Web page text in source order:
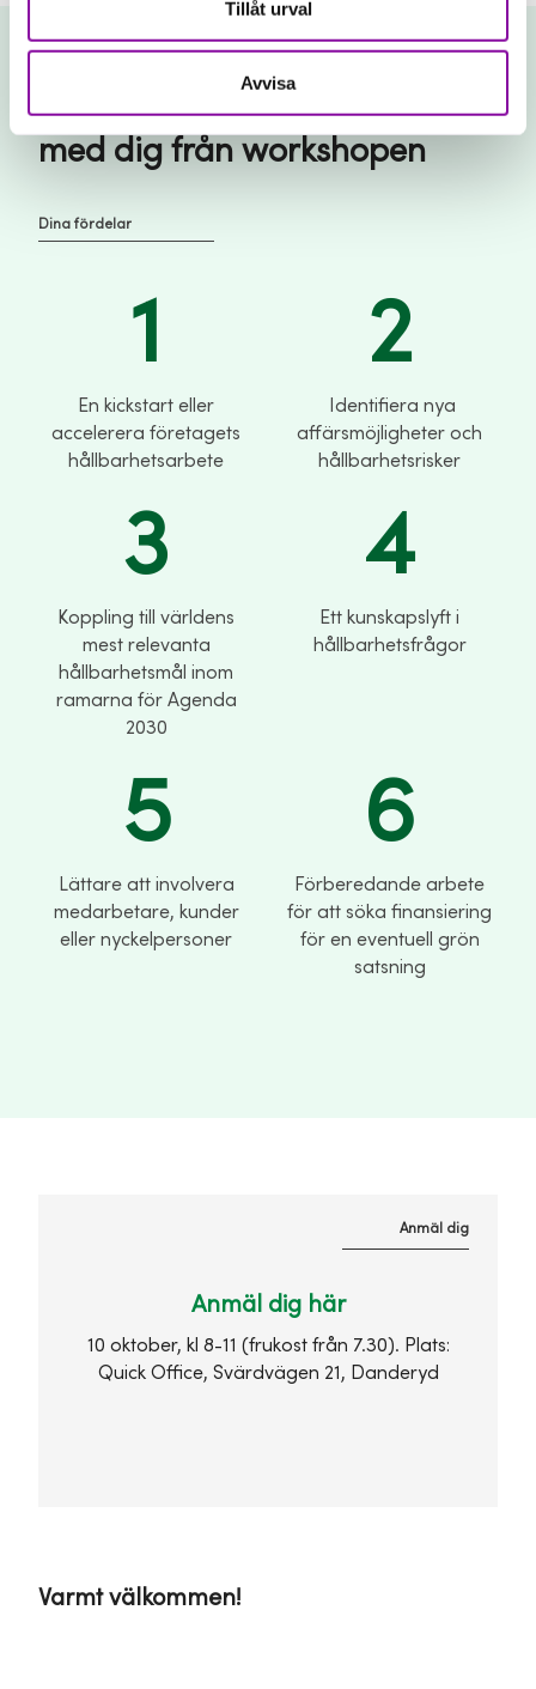
Tillåt urval
Avvisa
Vad får du som företagare
med dig från workshopen
Dina fördelar
1
En kickstart eller
accelerera företagets
hållbarhetsarbete
2
​ Identifiera nya
affärsmöjligheter och
hållbarhetsrisker
3
Koppling till världens
mest relevanta
hållbarhetsmål inom
ramarna för Agenda
2030
4
Ett kunskapslyft i
hållbarhetsfrågor
5
Lättare att involvera
medarbetare, kunder
eller nyckelpersoner​
6
Förberedande arbete
för att söka finansiering
för en eventuell grön
satsning
Anmäl dig
Anmäl dig här
10 oktober, kl 8-11 (frukost från 7.30). Plats:
Quick Office, Svärdvägen 21, Danderyd
Varmt välkommen!